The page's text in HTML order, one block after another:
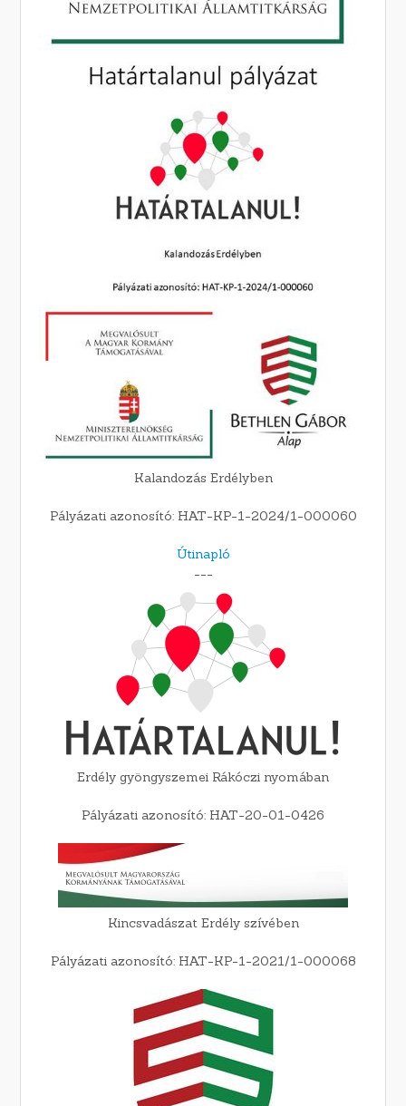
Kalandozás Erdélyben
Pályázati azonosító: HAT-KP-1-2024/1-000060
Útinapló
---
Erdély gyöngyszemei Rákóczi nyomában
Pályázati azonosító: HAT-20-01-0426
Kincsvadászat Erdély szívében
Pályázati azonosító: HAT-KP-1-2021/1-000068